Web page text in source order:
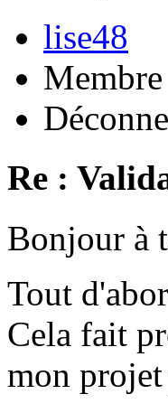
lise48
Membre
Re :
Bonjour à
Tout
Cela fait
mon